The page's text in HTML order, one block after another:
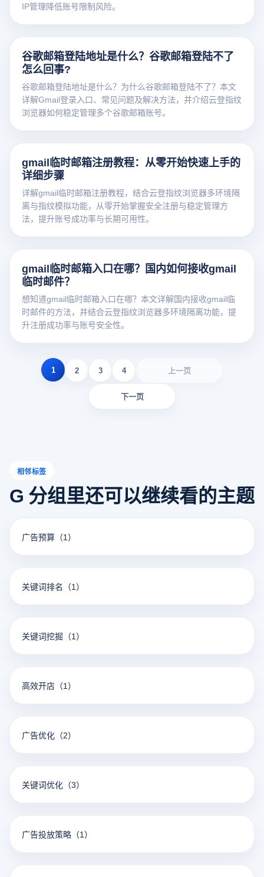
IP管理降低账号限制风险。
谷歌邮箱登陆地址是什么？谷歌邮箱登陆不了
怎么回事?
谷歌邮箱登陆地址是什么？为什么谷歌邮箱登陆不了？本文
详解Gmail登录入口、常见问题及解决方法，并介绍云登指纹
浏览器如何稳定管理多个谷歌邮箱账号。
gmail临时邮箱注册教程：从零开始快速上手的
详细步骤
详解gmail临时邮箱注册教程，结合云登指纹浏览器多环境隔
离与指纹模拟功能，从零开始掌握安全注册与稳定管理方
法，提升账号成功率与长期可用性。
gmail临时邮箱入口在哪？国内如何接收gmail
临时邮件？
想知道gmail临时邮箱入口在哪？本文详解国内接收gmail临
时邮件的方法，并结合云登指纹浏览器多环境隔离功能，提
升注册成功率与账号安全性。
上一页
1 2 3 4
下一页
相邻标签
G 分组里还可以继续看的主题
广告预算 （1）
关键词排名 （1）
关键词挖掘 （1）
高效开店 （1）
广告优化 （2）
关键词优化 （3）
广告投放策略 （1）